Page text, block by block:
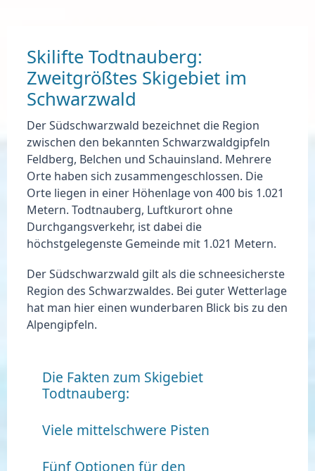
Skilifte Todtnauberg:
Zweitgrößtes Skigebiet im
Schwarzwald
Der Südschwarzwald bezeichnet die Region
zwischen den bekannten Schwarzwaldgipfeln
Feldberg, Belchen und Schauinsland. Mehrere
Orte haben sich zusammengeschlossen. Die
Orte liegen in einer Höhenlage von 400 bis 1.021
Metern. Todtnauberg, Luftkurort ohne
Durchgangsverkehr, ist dabei die
höchstgelegenste Gemeinde mit 1.021 Metern.
Der Südschwarzwald gilt als dieschneesicherste
Region des Schwarzwaldes. Bei guter Wetterlage
hat man hier einen wunderbaren Blick bis zu den
Alpengipfeln.
Die Fakten zum Skigebiet
Todtnauberg:
Viele mittelschwere Pisten
Fünf Optionen für den